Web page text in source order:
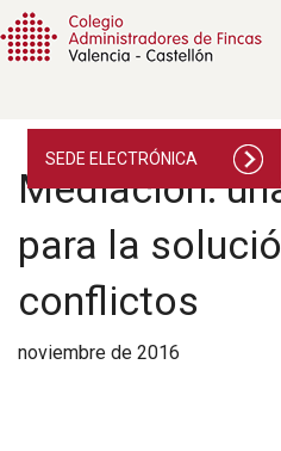
SEDE ELECTRÓNICA
Mediación:
para la
conflictos
noviembre de 2016